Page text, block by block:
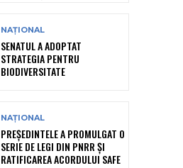
NAȚIONAL
SENATUL A ADOPTAT
STRATEGIA PENTRU
BIODIVERSITATE
NAȚIONAL
PREȘEDINTELE A PROMULGAT O
SERIE DE LEGI DIN PNRR ȘI
RATIFICAREA ACORDULUI SAFE